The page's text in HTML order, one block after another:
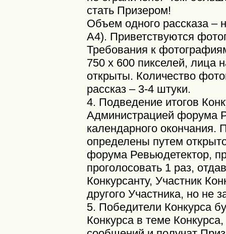
стать Призером!
Объем одного рассказа –
А4). Приветствуются
Требования к
750 х 600 пикселей, лица
открыты. Количество
рассказ – 3-4 штуки.
4. Подведение итогов
Администрацией форума
календарного окончания.
определены путем
форума Ревьюдетектор,
проголосовать 1 раз,
Конкурсанту, Участник
другого Участника, но не
5. Победители Конкурса
Конкурса в теме